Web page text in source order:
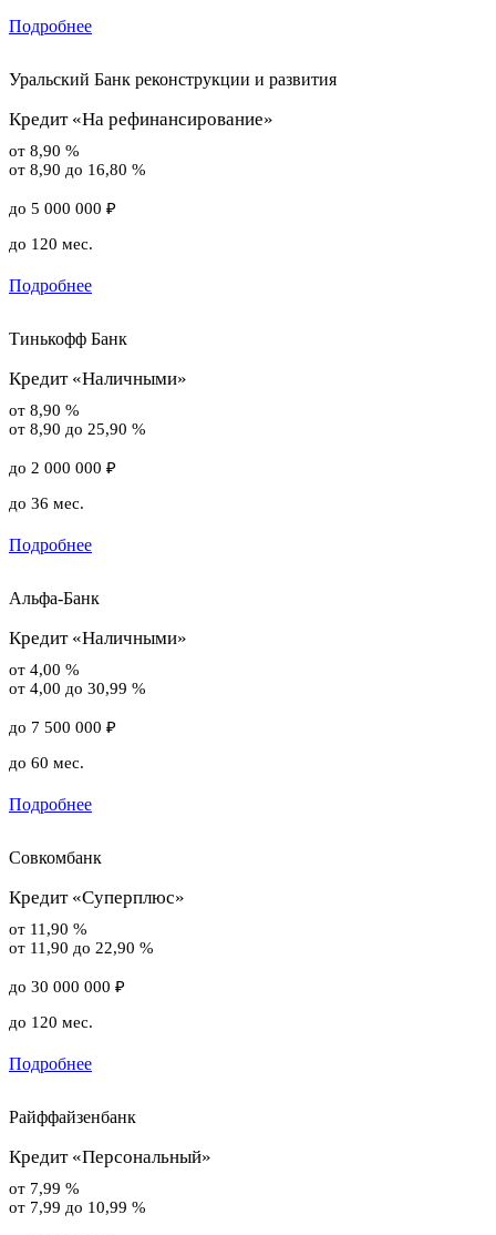
Подробнее
Уральский Банк реконструкции и развития
Кредит «На рефинансирование»
от 8,90 %
от 8,90 до 16,80 %
до 5 000 000 ₽
до 120 мес.
Подробнее
Тинькофф Банк
Кредит «Наличными»
от 8,90 %
от 8,90 до 25,90 %
до 2 000 000 ₽
до 36 мес.
Подробнее
Альфа-Банк
Кредит «Наличными»
от 4,00 %
от 4,00 до 30,99 %
до 7 500 000 ₽
до 60 мес.
Подробнее
Совкомбанк
Кредит «Суперплюс»
от 11,90 %
от 11,90 до 22,90 %
до 30 000 000 ₽
до 120 мес.
Подробнее
Райффайзенбанк
Кредит «Персональный»
от 7,99 %
от 7,99 до 10,99 %